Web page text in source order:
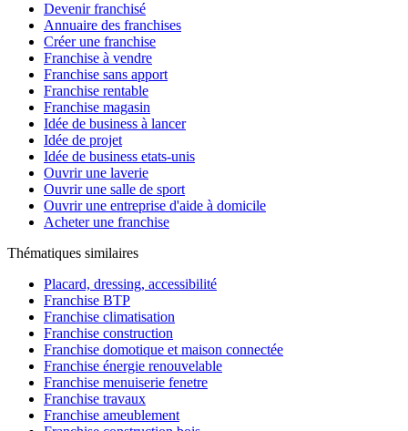
Devenir franchisé
Annuaire des franchises
Créer une franchise
Franchise à vendre
Franchise sans apport
Franchise rentable
Franchise magasin
Idée de business à lancer
Idée de projet
Idée de business etats-unis
Ouvrir une laverie
Ouvrir une salle de sport
Ouvrir une entreprise d'aide à domicile
Acheter une franchise
Thématiques similaires
Placard, dressing, accessibilité
Franchise BTP
Franchise climatisation
Franchise construction
Franchise domotique et maison connectée
Franchise énergie renouvelable
Franchise menuiserie fenetre
Franchise travaux
Franchise ameublement